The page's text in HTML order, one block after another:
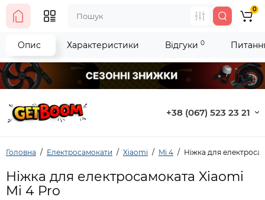
+38 (067) 523 23 21
0
Головна Електросамокати Xiaomi Mi 4 Ніжка для
Ніжка для електросамоката Xiaomi
Mi 4 Pro
Опис Характеристики Відгуки 0